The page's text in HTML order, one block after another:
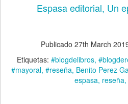
Espasa editorial, Un
Publicado 27th March
Etiquetas: #blogdelibros
#mayoral #reseña Benito Perez
espasa reseña